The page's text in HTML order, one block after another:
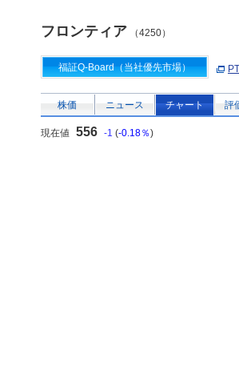
フロンティア （4250）
福証Q-Board（当社優先市場）
株価 ニュース チャート 評
現在値 556 -1 (-0.18％)